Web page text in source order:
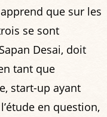
que sur les
se sont
Desai, doit
tant que
start-up ayant
en question,